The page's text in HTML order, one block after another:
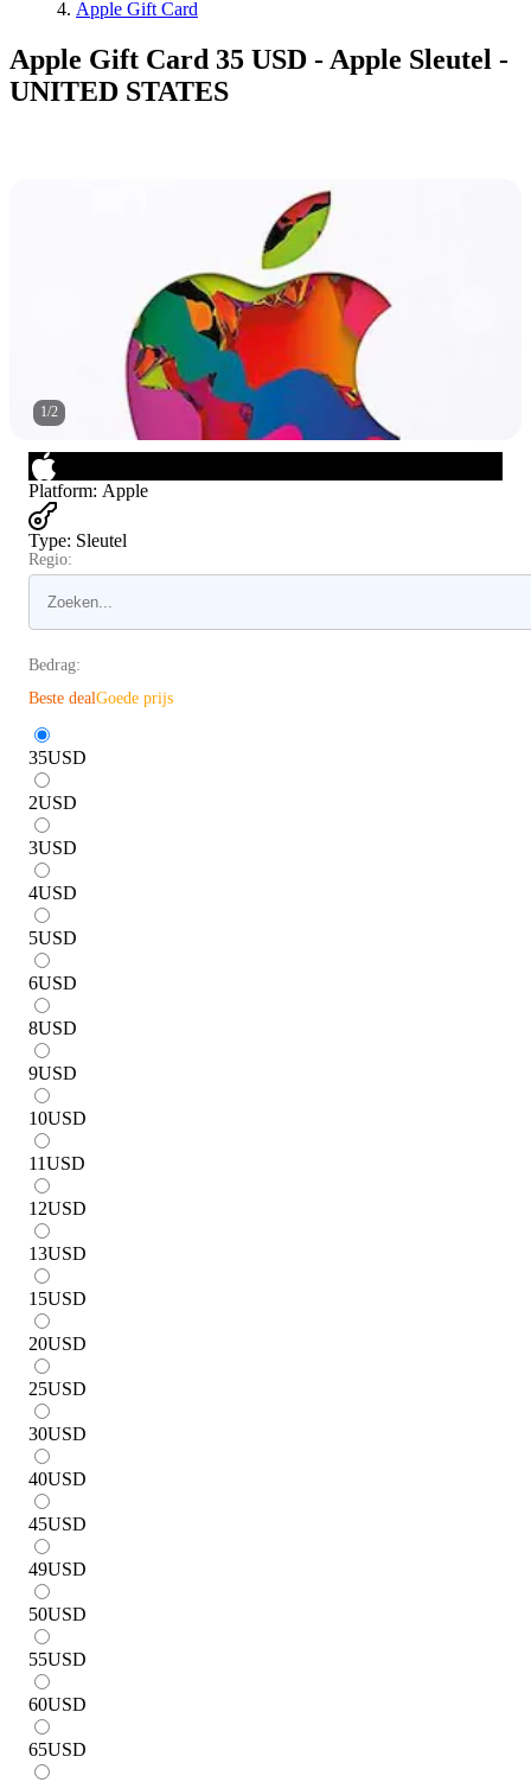
Apple Gift Card
Apple Gift Card 35 USD - Apple Sleutel -
UNITED STATES
1/2
Platform: Apple
Type: Sleutel
Regio:
Bedrag:
Beste dealGoede prijs
35USD
2USD
3USD
4USD
5USD
6USD
8USD
9USD
10USD
11USD
12USD
13USD
15USD
20USD
25USD
30USD
40USD
45USD
49USD
50USD
55USD
60USD
65USD